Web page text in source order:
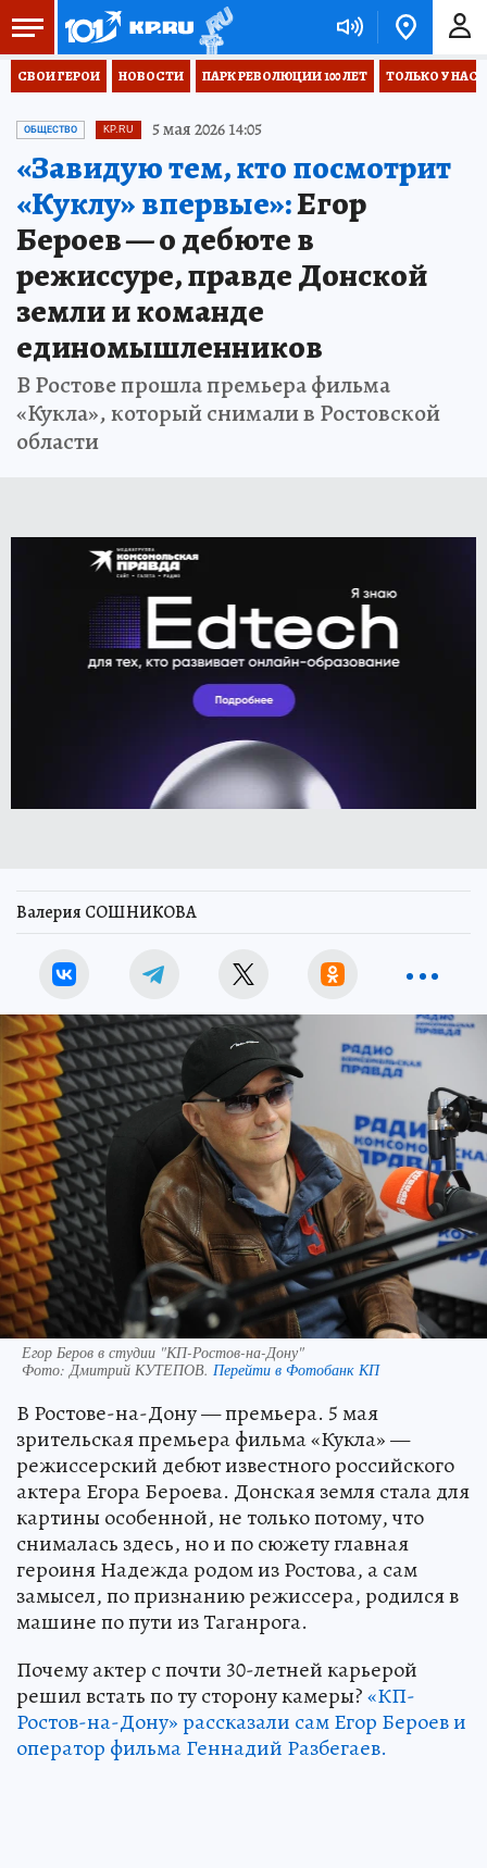
СВОИ ГЕРОИ НОВОСТИ ПАРК РЕВОЛЮЦИИ 100 ЛЕТ ТОЛЬКО У НАС
ОБЩЕСТВО KP.RU 5 мая 2026 14:05
«Завидую тем, кто посмотрит
«Куклу» впервые»:Егор
Бероев — о дебюте в
режиссуре, правде Донской
земли и команде
единомышленников
В Ростове прошла премьера фильма
«Кукла», который снимали в Ростовской
области
Валерия СОШНИКОВА
Егор Беров в студии "КП-Ростов-на-Дону"
Фото:Дмитрий КУТЕПОВ. Перейти в Фотобанк КП
В Ростове-на-Дону — премьера. 5 мая
зрительская премьера фильма «Кукла» —
режиссерский дебют известного российского
актера Егора Бероева. Донская земля стала для
картины особенной, не только потому, что
снималась здесь, но и по сюжету главная
героиня Надежда родом из Ростова, а сам
замысел, по признанию режиссера, родился в
машине по пути из Таганрога.
Почему актер с почти 30-летней карьерой
решил встать по ту сторону камеры?«КП-
Ростов-на-Дону» рассказали сам Егор Бероев и
оператор фильма Геннадий Разбегаев.